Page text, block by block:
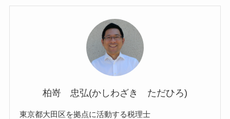
柏嵜 忠弘(かしわざき ただひろ)
東京都大田区を拠点に活動する税理士